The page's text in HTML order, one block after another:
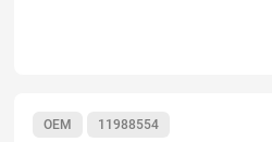
OEM 11988554